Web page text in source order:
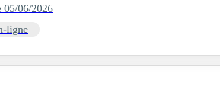
05/06/2026
ligne